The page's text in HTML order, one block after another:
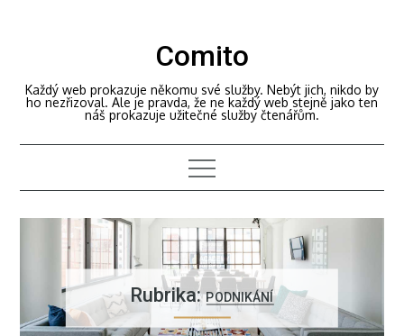
Comito
Každý web prokazuje někomu své služby. Nebýt jich, nikdo by
ho nezřizoval. Ale je pravda, že ne každý web stejně jako ten
náš prokazuje užitečné služby čtenářům.
Rubrika:PODNIKÁNÍ